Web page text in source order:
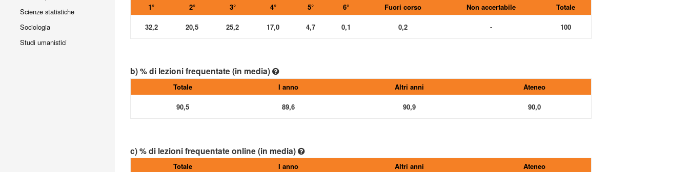
Scienze statistiche
Sociologia
Studi umanistici
1° 2° 3° 4° 5° 6° Fuori corso Non accertabile Totale
32,2 20,5 25,2 17,0 4,7 0,1 0,2 - 100
b) % di lezioni frequentate (in media)
Totale I anno Altri anni Ateneo
90,5 89,6 90,9 90,0
c) % di lezioni frequentate online (in media)
Totale I anno Altri anni Ateneo